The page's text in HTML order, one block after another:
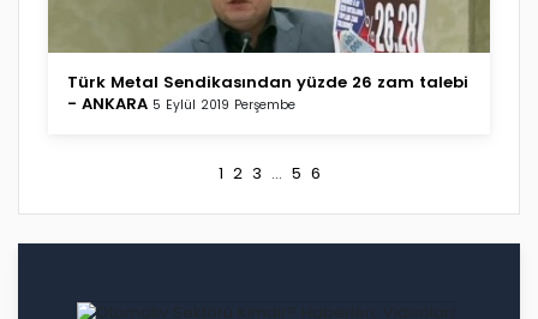
Türk Metal Sendikasından yüzde 26 zam talebi
- ANKARA 5 Eylül 2019 Perşembe
1 2 3 ... 5 6